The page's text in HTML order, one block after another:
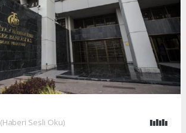
(Haberi Sesli Oku)